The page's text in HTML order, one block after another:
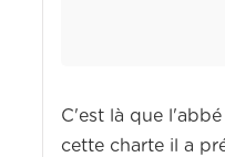
C'est là que
cette charte il a